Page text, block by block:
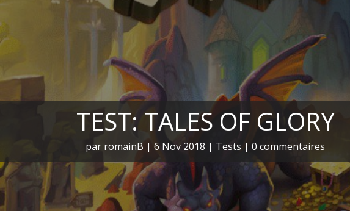
TEST: TALES OF GLORY
par romainB | 6 Nov 2018 | Tests | 0 commentaires